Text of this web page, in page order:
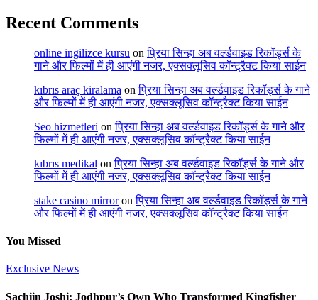
Recent Comments
online ingilizce kursu onप्रिया सिन्हा अब वर्ल्डवाइड रिकॉर्ड्स के
गाने और फिल्मों में ही आएंगी नजर, एक्सक्लूसिव कॉन्ट्रैक्ट किया साईन
kıbrıs araç kiralama onप्रिया सिन्हा अब वर्ल्डवाइड रिकॉर्ड्स के गाने
और फिल्मों में ही आएंगी नजर, एक्सक्लूसिव कॉन्ट्रैक्ट किया साईन
Seo hizmetleri onप्रिया सिन्हा अब वर्ल्डवाइड रिकॉर्ड्स के गाने और
फिल्मों में ही आएंगी नजर, एक्सक्लूसिव कॉन्ट्रैक्ट किया साईन
kıbrıs medikal onप्रिया सिन्हा अब वर्ल्डवाइड रिकॉर्ड्स के गाने और
फिल्मों में ही आएंगी नजर, एक्सक्लूसिव कॉन्ट्रैक्ट किया साईन
stake casino mirroronप्रिया सिन्हा अब वर्ल्डवाइड रिकॉर्ड्स के गाने
और फिल्मों में ही आएंगी नजर, एक्सक्लूसिव कॉन्ट्रैक्ट किया साईन
You Missed
Exclusive News
Sachiin Joshi: Jodhpur’s Own Who Transformed Kingfisher